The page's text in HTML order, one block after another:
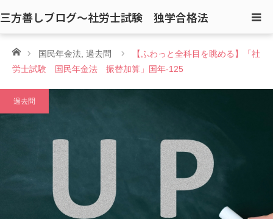
三方善しブログ〜社労士試験 独学合格法
ホーム国民年金法 過去問
【ふわっと全科目を眺める】「社
労士試験 国民年金法 振替加算」国年-125
過去問